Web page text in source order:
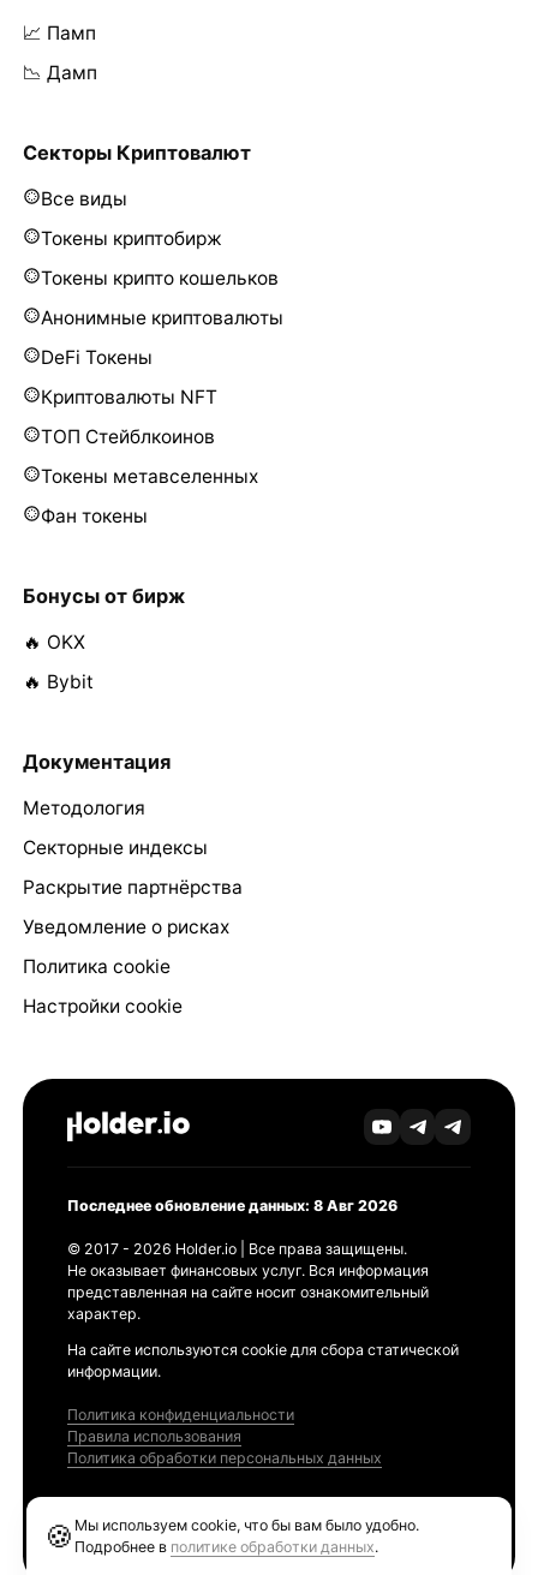
📈 Памп
📉 Дамп
Секторы Криптовалют
Все виды
Токены криптобирж
Токены крипто кошельков
Анонимные криптовалюты
DeFi Токены
Криптовалюты NFT
ТОП Стейблкоинов
Токены метавселенных
Фан токены
Бонусы от бирж
🔥 OKX
🔥 Bybit
Документация
Методология
Секторные индексы
Раскрытие партнёрства
Уведомление о рисках
Политика cookie
Настройки cookie
Последнее обновление данных: 8 Авг 2026
© 2017 - 2026 Holder.io | Все права защищены.
Не оказывает финансовых услуг. Вся информация
представленная на сайте носит ознакомительный
характер.
На сайте используются cookie для сбора статической
информации.
Политика конфиденциальности
Правила использования
Политика обработки персональных данных
🍪 Мы используем cookie, что бы вам было удобно.
Подробнее в политике обработки данных.
Ethereum GAS Tracker